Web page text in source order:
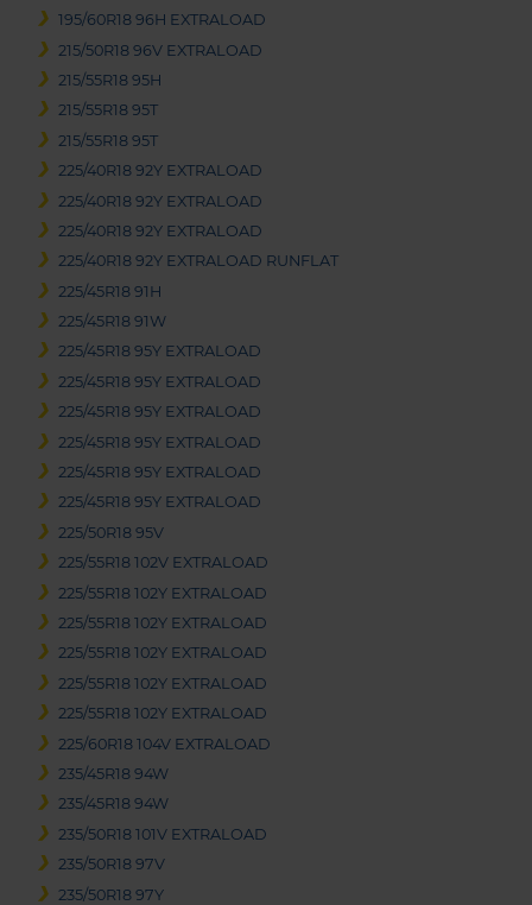
195/60R18 96H EXTRALOAD
215/50R18 96V EXTRALOAD
215/55R18 95H
215/55R18 95T
215/55R18 95T
225/40R18 92Y EXTRALOAD
225/40R18 92Y EXTRALOAD
225/40R18 92Y EXTRALOAD
225/40R18 92Y EXTRALOAD RUNFLAT
225/45R18 91H
225/45R18 91W
225/45R18 95Y EXTRALOAD
225/45R18 95Y EXTRALOAD
225/45R18 95Y EXTRALOAD
225/45R18 95Y EXTRALOAD
225/45R18 95Y EXTRALOAD
225/45R18 95Y EXTRALOAD
225/50R18 95V
225/55R18 102V EXTRALOAD
225/55R18 102Y EXTRALOAD
225/55R18 102Y EXTRALOAD
225/55R18 102Y EXTRALOAD
225/55R18 102Y EXTRALOAD
225/55R18 102Y EXTRALOAD
225/60R18 104V EXTRALOAD
235/45R18 94W
235/45R18 94W
235/50R18 101V EXTRALOAD
235/50R18 97V
235/50R18 97Y